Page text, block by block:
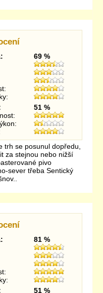
69 %
51 %
trh se posunul dopředu,
za stejnou nebo nižší
pivo
sever třeba Sentický
81 %
51 %